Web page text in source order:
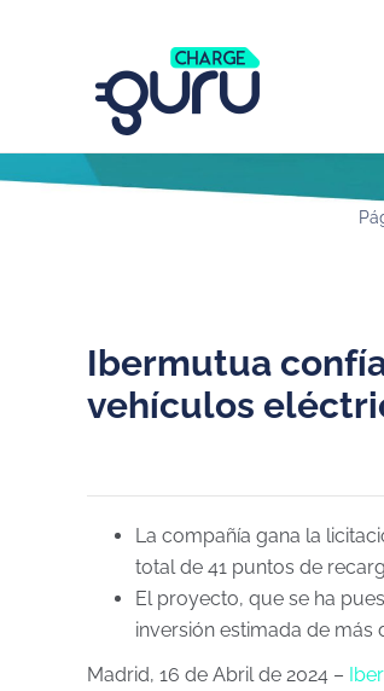
Ibermutua
vehículos
La compañía gana la
total de 41 puntos de
El proyecto, que se ha
inversión estimada de más
Madrid, 16 de Abril de 2024 –